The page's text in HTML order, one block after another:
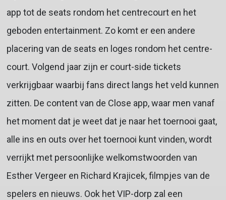
app tot de seats rondom het centrecourt en het
geboden entertainment. Zo komt er een andere
placering van de seats en loges rondom het centre-
court. Volgend jaar zijn er court-side tickets
verkrijgbaar waarbij fans direct langs het veld kunnen
zitten. De content van de Close app, waar men vanaf
het moment dat je weet dat je naar het toernooi gaat,
alle ins en outs over het toernooi kunt vinden, wordt
verrijkt met persoonlijke welkomstwoorden van
Esther Vergeer en Richard Krajicek, filmpjes van de
spelers en nieuws. Ook het VIP-dorp zal een